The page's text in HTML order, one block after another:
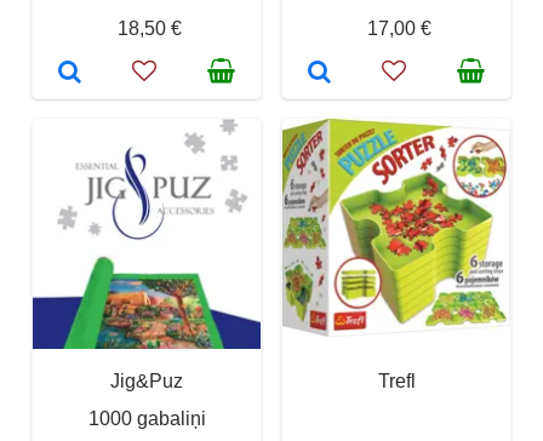
18,50 €
17,00 €
Jig&Puz
1000 gabaliņi
Trefl